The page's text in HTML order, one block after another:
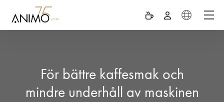
För bättre kaffesmak och
mindre underhåll av maskinen